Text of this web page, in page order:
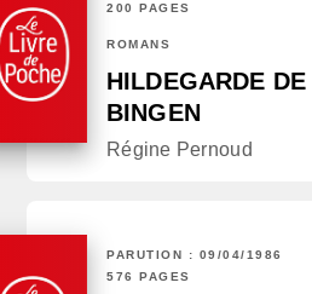
200 PAGES
ROMANS
HILDEGARDE DE
BINGEN
Régine Pernoud
PARUTION : 09/04/1986
576 PAGES